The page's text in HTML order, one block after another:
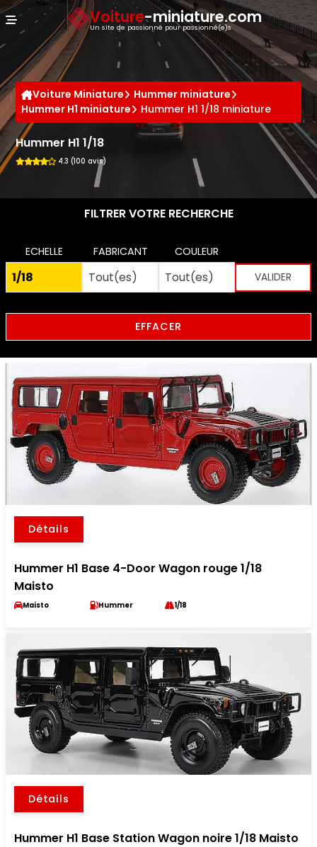
Voiture-miniature.com
Un site de passionné pour passionné(e)s
Voiture Miniature
Hummer miniature
Hummer H1 miniature
Hummer H1 1/18 miniature
Hummer H1 1/18
4.3 (100 avis)
FILTRER VOTRE RECHERCHE
ECHELLE FABRICANT COULEUR
EFFACER
Détails
Hummer H1 Base 4-Door Wagon rouge 1/18
Maisto
Maisto Hummer 1/18
Détails
Hummer H1 Base Station Wagon noire 1/18 Maisto
Panneau de gestion des cookies